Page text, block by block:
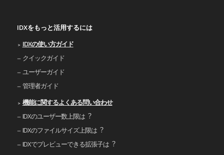
IDXをもっと活用するには
IDXの使い⽅ガイド
クイックガイド
ユーザーガイド
管理者ガイド
機能に関するよくある問い合わせ
IDXのユーザー数上限は︖
IDXのファイルサイズ上限は︖
IDXでプレビューできる拡張⼦は︖